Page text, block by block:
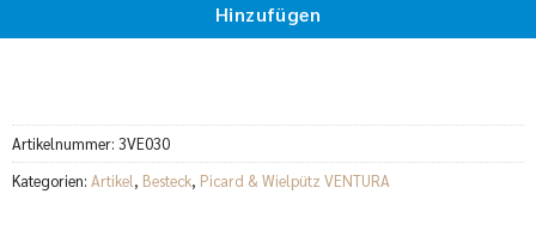
Hinzufügen
Artikelnummer: 3VE030
Kategorien: Artikel, Besteck, Picard & Wielpütz VENTURA